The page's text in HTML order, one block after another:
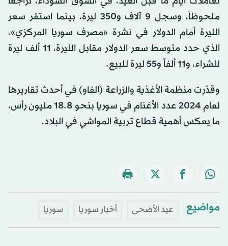
ملحوظاً، وسجل 9 آلاف و350 ليرة، بينما استقر سعر
الليرة أمام الدولار في نشرة «مصرف سوريا المركزي»،
الذي حدد متوسط سعر الدولار مقابل الليرة، 11 ألف ليرة
للشراء، و11 ألفاً و55 ليرة للبيع.
وقدّرت منظمة الأغذية والزراعة (الفاو) في أحدث تقاريرها
لعام 2024 عدد الأغنام في سوريا بنحو 18.8 مليون رأس،
ما يعكس أهمية قطاع تربية المواشي في البلاد.
مواضيع عيد الأضحى أخبار سوريا سوريا